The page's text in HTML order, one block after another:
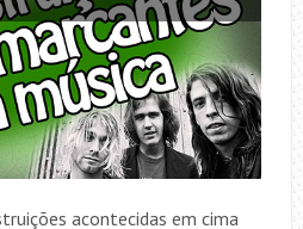
acontecidas em cima